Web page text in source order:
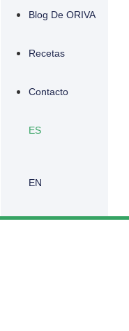
Blog De ORIVA
Recetas
Contacto
ES
EN